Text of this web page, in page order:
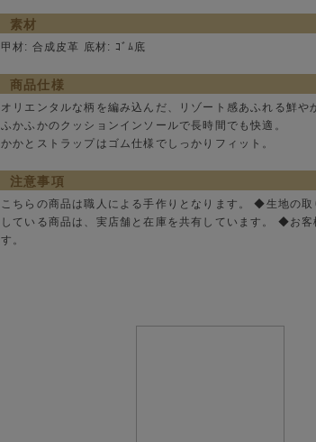
素材
甲材: 合成皮革 底材: ｺﾞﾑ底
商品仕様
オリエンタルな柄を編み込んだ、リゾート感あふれる鮮や
ふかふかのクッションインソールで長時間でも快適。
かかとストラップはゴム仕様でしっかりフィット。
注意事項
こちらの商品は職人による手作りとなります。 ◆生地の
している商品は、実店舗と在庫を共有しています。 ◆お
す。